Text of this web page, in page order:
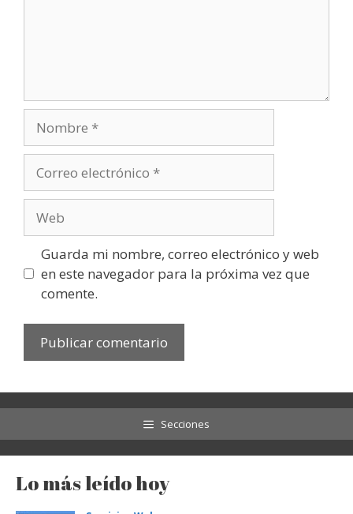
electrónico
Guarda mi nombre, correo electrónico y web
en este navegador para la próxima vez que
comente.
Secciones
Lo más leído hoy